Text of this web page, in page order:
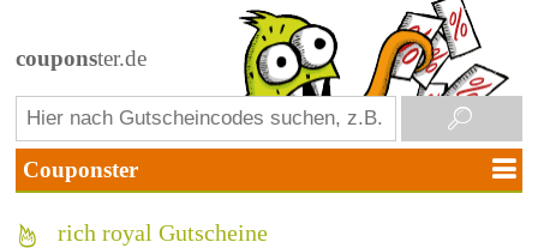
couponster.de
rich royal Gutscheine